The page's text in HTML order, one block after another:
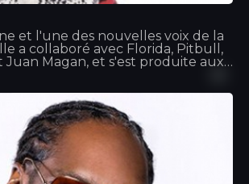
et l'une des nouvelles voix de la
a collaboré avec Florida, Pitbull,
Juan Magan, et s'est produite aux
is up » comptent parmi ses plus
ces derniers temps. Chez
eu l'honneur de pouvoir
en concert.